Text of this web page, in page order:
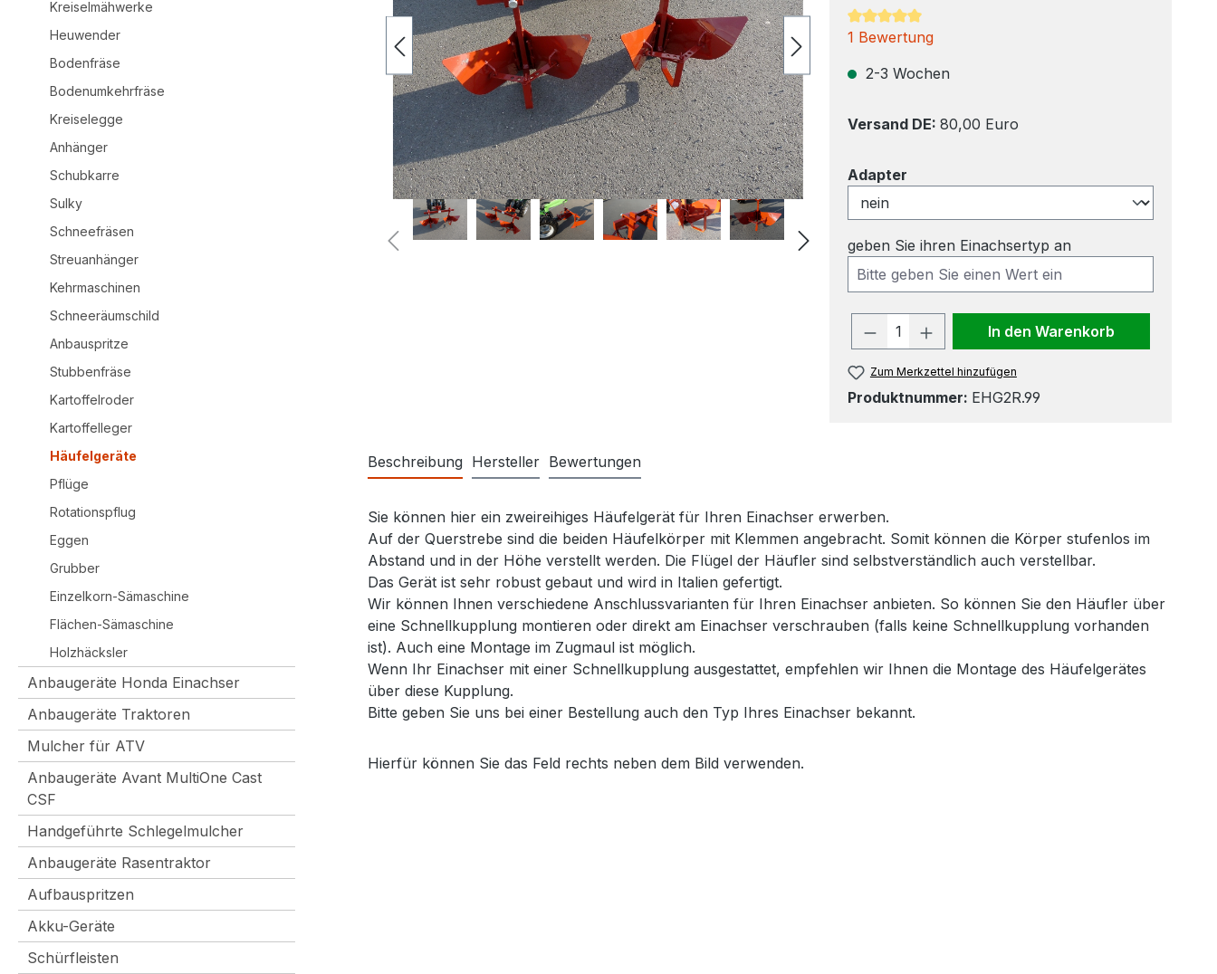
Kreiselmähwerke
Heuwender
Bodenfräse
Bodenumkehrfräse
Kreiselegge
Anhänger
Schubkarre
Sulky
Schneefräsen
Streuanhänger
Kehrmaschinen
Schneeräumschild
Anbauspritze
Stubbenfräse
Kartoffelroder
Kartoffelleger
Häufelgeräte
Pflüge
Rotationspflug
Eggen
Grubber
Einzelkorn-Sämaschine
Flächen-Sämaschine
Holzhäcksler
Anbaugeräte Honda Einachser
Anbaugeräte Traktoren
Mulcher für ATV
Anbaugeräte Avant MultiOne Cast
CSF
Handgeführte Schlegelmulcher
Anbaugeräte Rasentraktor
Aufbauspritzen
Akku-Geräte
Schürfleisten
Durchschnittliche Bewertung von 5 von 5 Sternen
1 Bewertung
2-3 Wochen
Versand DE: 80,00 Euro
Adapterauswählen
geben Sie ihren Einachsertyp an
Produkt Anzahl: Gib den
In den Warenkorb
Zum Merkzettel hinzufügen
Produktnummer: EHG2R.99
Beschreibung Hersteller Bewertungen
Sie können hier ein zweireihiges Häufelgerät für Ihren Einachser erwerben.
Auf der Querstrebe sind die beiden Häufelkörper mit Klemmen angebracht. Somit können die Körper stufenlos im
Abstand und in der Höhe verstellt werden. Die Flügel der Häufler sind selbstverständlich auch verstellbar.
Das Gerät ist sehr robust gebaut und wird in Italien gefertigt.
Wir können Ihnen verschiedene Anschlussvarianten für Ihren Einachser anbieten. So können Sie den Häufler über
eine Schnellkupplung montieren oder direkt am Einachser verschrauben (falls keine Schnellkupplung vorhanden
ist). Auch eine Montage im Zugmaul ist möglich.
Wenn Ihr Einachser mit einer Schnellkupplung ausgestattet, empfehlen wir Ihnen die Montage des Häufelgerätes
über diese Kupplung.
Bitte geben Sie uns bei einer Bestellung auch den Typ Ihres Einachser bekannt.
Hierfür können Sie das Feld rechts neben dem Bild verwenden.